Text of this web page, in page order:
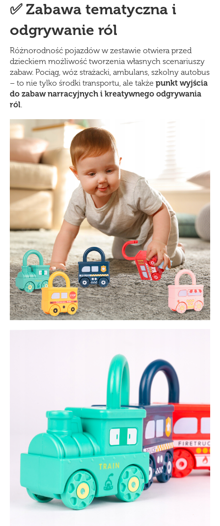
✅ Zabawa tematyczna i
odgrywanie ról
Różnorodność pojazdów w zestawie otwiera przed
dzieckiem możliwość tworzenia własnych scenariuszy
zabaw. Pociąg, wóz strażacki, ambulans, szkolny autobus
– to nie tylko środki transportu, ale także punkt wyjścia
do zabaw narracyjnych i kreatywnego odgrywania
ról.